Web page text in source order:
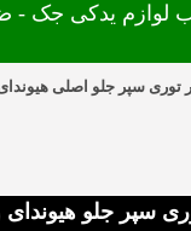
یدکی جک -
سپر جلو اصلی
سپر جلو